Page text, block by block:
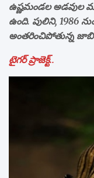
ఉష్ణమండల అడవుల
ఉంది. పులిని, 1986
అంతరించిపోతున్న
టైగర్ ప్రాజెక్ట్..